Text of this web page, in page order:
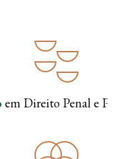
em Direito Penal e